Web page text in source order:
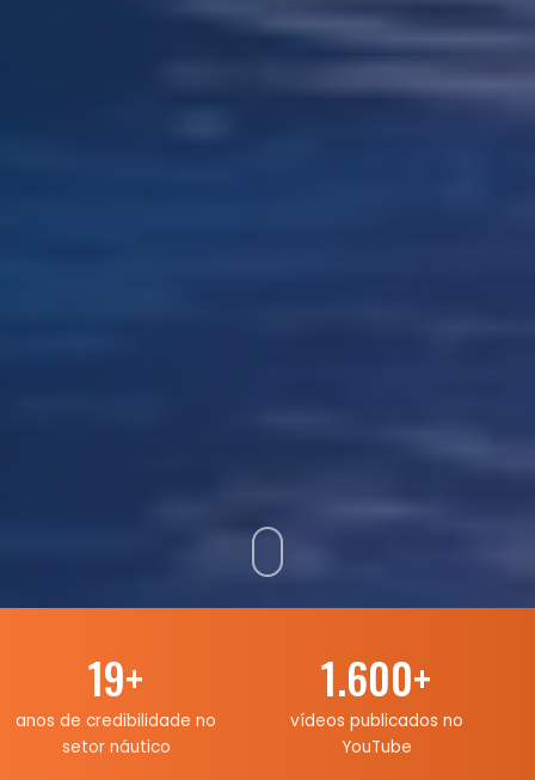
19+
anos de credibilidade no
setor náutico
1.600+
vídeos publicados no
YouTube